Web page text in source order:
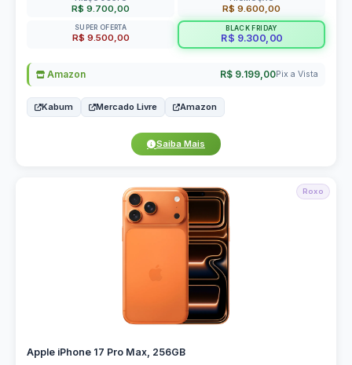
R$ 9.700,00 R$ 9.600,00
SUPER OFERTA
R$ 9.500,00
BLACK FRIDAY
R$ 9.300,00
Amazon R$ 9.199,00Pix a Vista
Kabum Mercado Livre Amazon
Saiba Mais
Roxo
Apple iPhone 17 Pro Max, 256GB